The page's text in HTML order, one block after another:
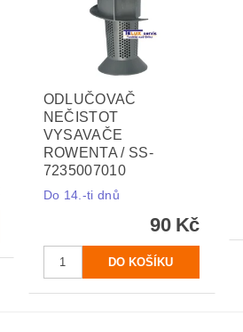
ODLUČOVAČ
NEČISTOT
VYSAVAČE
ROWENTA / SS-
7235007010
Do 14.-ti dnů
90 Kč